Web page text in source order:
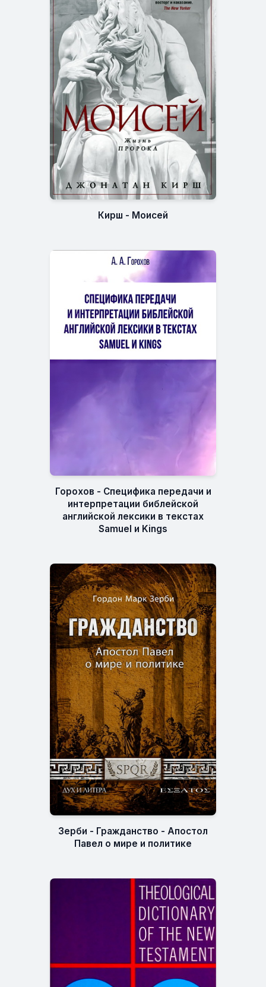
Кирш - Моисей
Горохов - Специфика передачи и
интерпретации библейской
английской лексики в текстах
Samuel и Kings
Зерби - Гражданство - Апостол
Павел о мире и политике